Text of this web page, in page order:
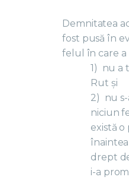
Demnitatea
fost pusă în
felul în care a
1)
nu a
Rut și
2)
nu
niciun
există o
drept
i-a